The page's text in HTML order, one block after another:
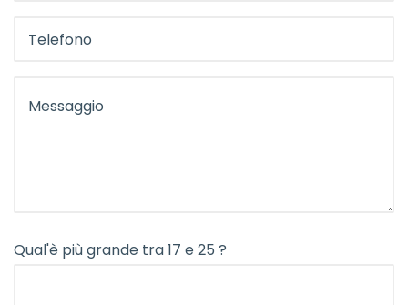
Qual'è più grande tra 17 e 25 ?